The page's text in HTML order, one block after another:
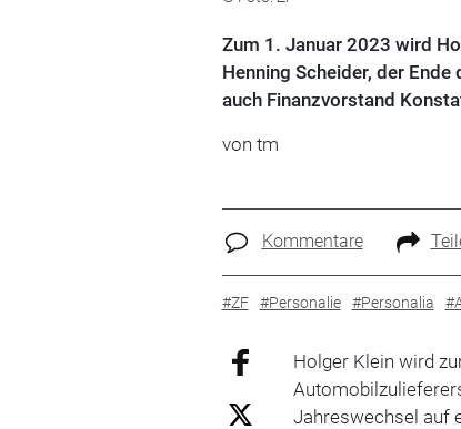
Zum 1. Januar 2023 wird
Henning Scheider, der
auch Finanzvorstand
von tm
Kommentare
#ZF #Personalie #Personalia
Holger Klein wird
Jahreswechsel auf